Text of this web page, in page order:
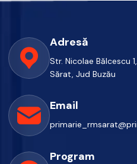
Adresă
Str. Nicolae Bălcescu
Sărat, Jud Buzău
Email
Program